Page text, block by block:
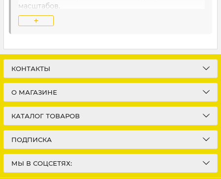
масштабов.
Сколько стоит сборная модель танка
танков стоят в районе 300-350 гривен, цены на
модели средней сложности колеблются в
диапазоне 500-1000 гривен. А вот за высоко
Как выбрать сборную модель танка
Для начала необходимо определиться, какой
сложности должен быть набор для сборки. Для
сборные модели с небольшим количеством
+
КОНТАКТЫ
О МАГАЗИНЕ
КАТАЛОГ ТОВАРОВ
ПОДПИСКА
МЫ В СОЦСЕТЯХ: